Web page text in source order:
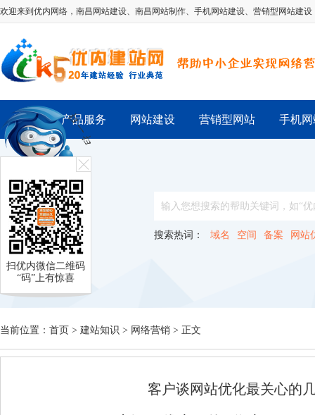
欢迎来到优内网络， 南昌网站建设、 南昌网站制作、 手机网站建设、 营销型网站建设
首 页 产品服务 网站建设 营销型网站 手机
搜索热词： 域名 空间 备案 网站
当前位置： 首页 > 建站知识 > 网络营销 > 正文
客户谈网站优化最关心的
扫优内微信二维码
“码”上有惊喜